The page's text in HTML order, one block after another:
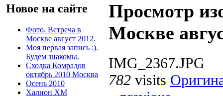
Новое на сайте
Фото. Встреча в
Москве август 2012.
Моя первая запись :).
Будем знакомы.
Сходка Комрадов
октябрь 2010 Москва
Осень 2010
Халион ХМ
Просмотр
Москве
IMG_2367.JPG
782 visits